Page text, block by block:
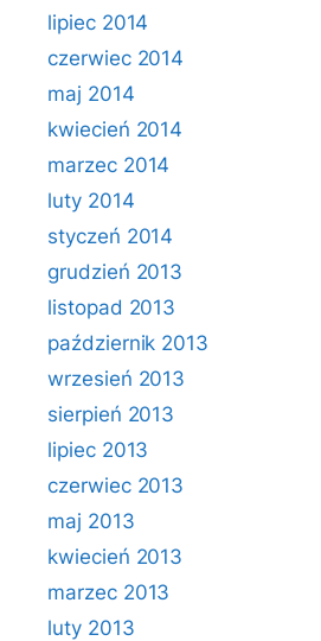
lipiec 2014
czerwiec 2014
maj 2014
kwiecień 2014
marzec 2014
luty 2014
styczeń 2014
grudzień 2013
listopad 2013
październik 2013
wrzesień 2013
sierpień 2013
lipiec 2013
czerwiec 2013
maj 2013
kwiecień 2013
marzec 2013
luty 2013